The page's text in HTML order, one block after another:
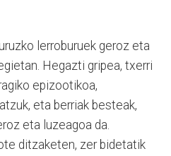
lerroburuek geroz eta
Hegazti gripea, txerri
epizootikoa,
eta berriak besteak,
eta luzeagoa da.
ditzaketen, zer bidetatik